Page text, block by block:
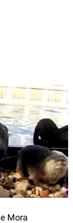
Mora